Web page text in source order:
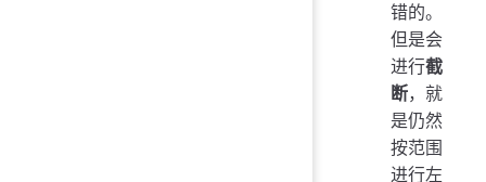
错的。
但是会
进行截
断，就
是仍然
按范围
进行左